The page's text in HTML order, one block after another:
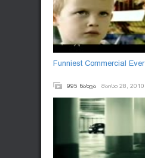
Funniest Commercial Ever
995 ნახვა მაისი 28, 2010